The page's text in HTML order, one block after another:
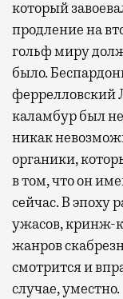
который
продление на
гольф миру
было.
феррелловский
каламбур был
никак
органики,
в том, что он
сейчас. В эпоху
ужасов, кринж-
жанров
смотрится и
случае, уместно.